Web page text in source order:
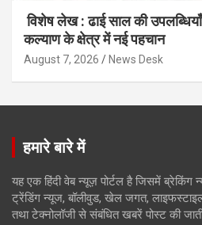
विशेष लेख : ढाई साल की
कल्याण के क्षेत्र में नई पहचान
August 7, 2026 News Desk
हमारे बारे में
यह एक हिंदी वेब न्यूज़ पोर्टल है जिसमें ब्रेकिंग
ट्रेंडिंग न्यूज, बॉलीवुड, खेल जगत,
तथा टेक्नोलॉजी से संबंधित खबरें पोस्ट की